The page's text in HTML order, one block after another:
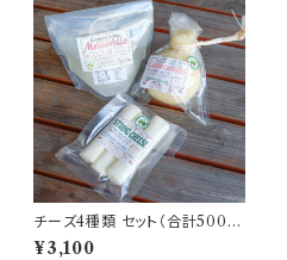
チーズ4種類 セット（合計500ｇ
以上）
¥3,100